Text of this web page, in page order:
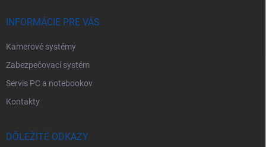
INFORMÁCIE PRE VÁS
Kamerové systémy
Zabezpečovací systém
Servis PC a notebookov
Kontakty
DÔLEŽITÉ ODKAZY